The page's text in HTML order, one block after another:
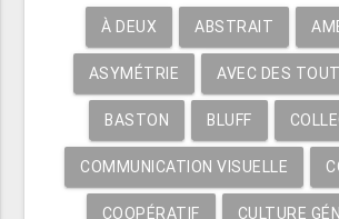
À DEUX ABSTRAIT
ASYMÉTRIE AVEC DES
BASTON BLUFF
COMMUNICATION VISUELLE
COOPÉRATIF CULTURE